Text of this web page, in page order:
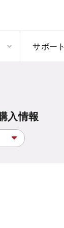
サポート
入情報